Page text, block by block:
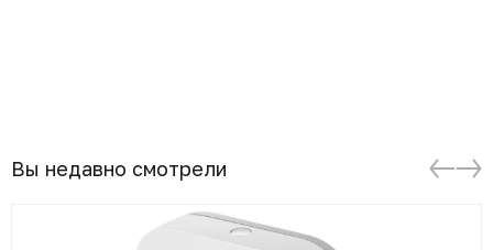
Вы недавно смотрели